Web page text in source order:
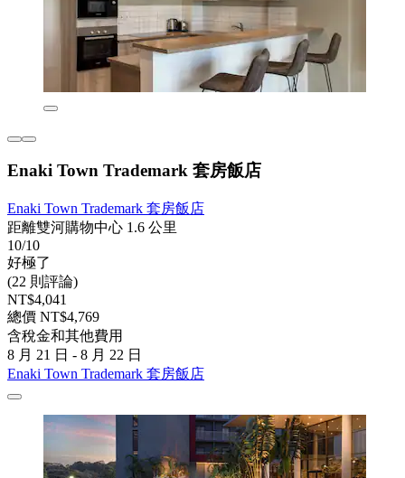
Enaki Town Trademark 套房飯店
Enaki Town Trademark 套房飯店
距離雙河購物中心 1.6 公里
10/10
好極了
(22 則評論)
NT$4,041
總價 NT$4,769
含稅金和其他費用
8 月 21 日 - 8 月 22 日
Enaki Town Trademark 套房飯店